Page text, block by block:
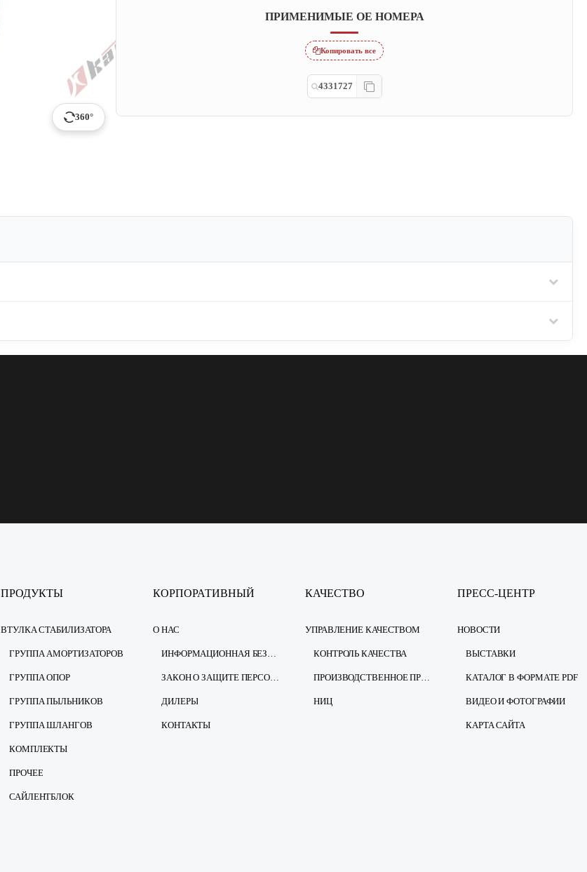
360°
ПРИМЕНИМЫЕ OE НОМЕРА
Копировать все
4331727
ПРОДУКТЫ
ВТУЛКА СТАБИЛИЗАТОРА
ГРУППА АМОРТИЗАТОРОВ
ГРУППА ОПОР
ГРУППА ПЫЛЬНИКОВ
ГРУППА ШЛАНГОВ
КОМПЛЕКТЫ
ПРОЧЕЕ
САЙЛЕНТБЛОК
КОРПОРАТИВНЫЙ
О НАС
ИНФОРМАЦИОННАЯ БЕЗОПАСНОСТЬ
ЗАКОН О ЗАЩИТЕ ПЕРСОНАЛЬНЫХ ДАННЫХ
ДИЛЕРЫ
КОНТАКТЫ
КАЧЕСТВО
УПРАВЛЕНИЕ КАЧЕСТВОМ
КОНТРОЛЬ КАЧЕСТВА
ПРОИЗВОДСТВЕННОЕ ПРЕДПРИЯТИЕ
НИЦ
ПРЕСС-ЦЕНТР
НОВОСТИ
ВЫСТАВКИ
КАТАЛОГ В ФОРМАТЕ PDF
ВИДЕО И ФОТОГРАФИИ
КАРТА САЙТА